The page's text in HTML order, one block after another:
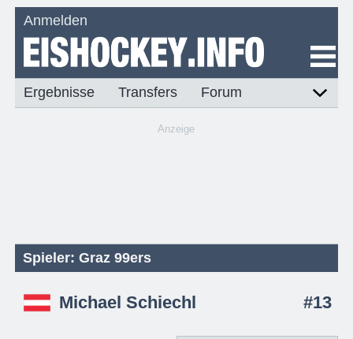
Anmelden
Ergebnisse Transfers Forum
Anzeige
Spieler: Graz 99ers
Michael Schiechl #13